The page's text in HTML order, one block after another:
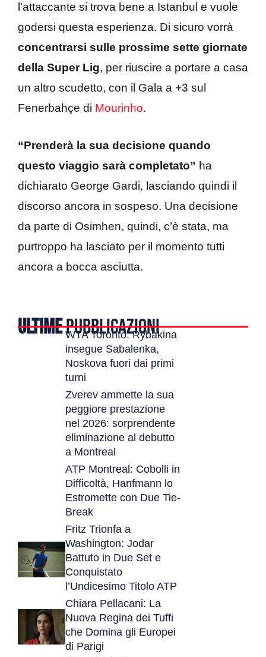
l’attaccante si trova bene a Istanbul e vuole
godersi questa esperienza. Di sicuro vorrà
concentrarsi sulle prossime sette giornate
della Super Lig, per riuscire a portare a casa
un altro scudetto, con il Gala a +3 sul
Fenerbahçe di Mourinho.
“Prenderà la sua decisione quando
questo viaggio sarà completato” ha
dichiarato George Gardi, lasciando quindi il
discorso ancora in sospeso. Una decisione
da parte di Osimhen, quindi, c’è stata, ma
purtroppo ha lasciato per il momento tutti
ancora a bocca asciutta.
ULTIMEPUBBLICAZIONI
WTA Toronto: Rybakina
insegue Sabalenka,
Noskova fuori dai primi
turni
Zverev ammette la sua
peggiore prestazione
nel 2026: sorprendente
eliminazione al debutto
a Montreal
ATP Montreal: Cobolli in
Difficoltà, Hanfmann lo
Estromette con Due Tie-
Break
Fritz Trionfa a
Washington: Jodar
Battuto in Due Set e
Conquistato
l’Undicesimo Titolo ATP
Chiara Pellacani: La
Nuova Regina dei Tuffi
che Domina gli Europei
di Parigi